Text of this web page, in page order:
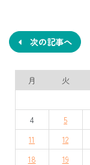
稿
ナ
ビ
ゲ
ー
シ
ョ
次の記事へ
月 火
4
5
11
12
18
19